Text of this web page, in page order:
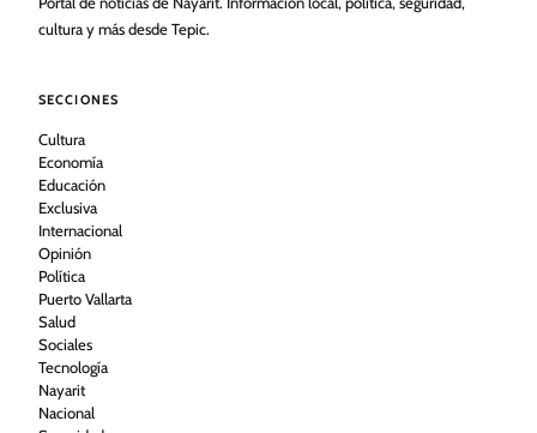
cultura y más desde Tepic.
SECCIONES
Cultura
Economía
Educación
Exclusiva
Internacional
Opinión
Política
Puerto Vallarta
Salud
Sociales
Tecnología
Nayarit
Nacional